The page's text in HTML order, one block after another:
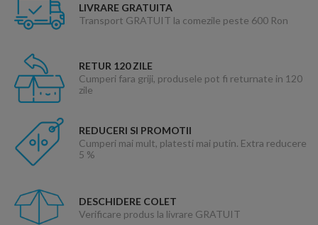
LIVRARE GRATUITA
Transport GRATUIT la comezile peste 600 Ron
RETUR 120 ZILE
Cumperi fara griji, produsele pot fi returnate in 120
zile
REDUCERI SI PROMOTII
Cumperi mai mult, platesti mai putin. Extra reducere
5 %
DESCHIDERE COLET
Verificare produs la livrare GRATUIT